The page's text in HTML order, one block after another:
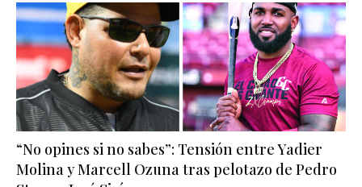
“No opines si no sabes”: Tensión entre Yadier
Molina y Marcell Ozuna tras pelotazo de Pedro